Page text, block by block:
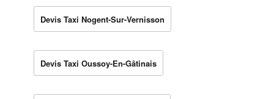
Devis Taxi Nogent-Sur-Vernisson
Devis Taxi Oussoy-En-Gâtinais